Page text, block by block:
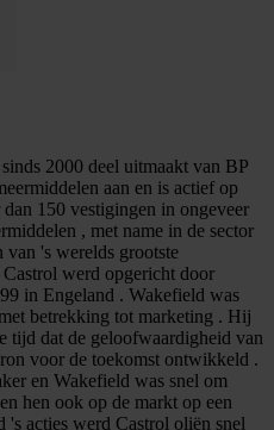
2000 deel uitmaakt van BP
aan en is actief op
150 vestigingen in ongeveer
, met name in de sector
van 's werelds grootste
werd opgericht door
in Engeland . Wakefield was
betrekking tot marketing . Hij
tijd dat de geloofwaardigheid van
voor de toekomst ontwikkeld .
en Wakefield was snel om
hen ook op de markt op een
acties werd Castrol oliën snel